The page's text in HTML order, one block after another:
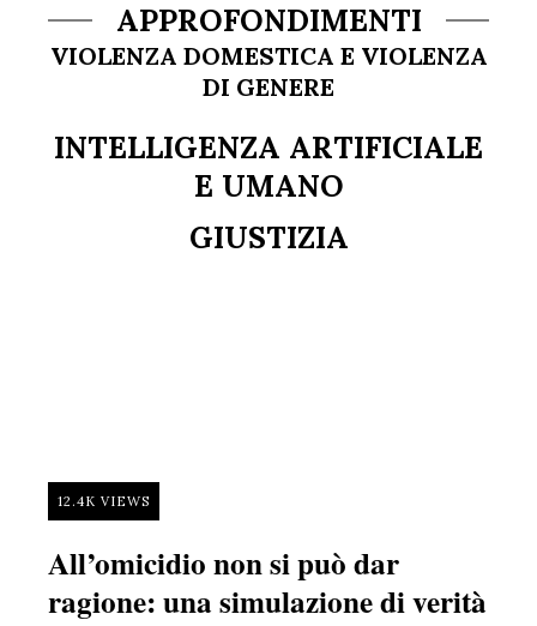
APPROFONDIMENTI
VIOLENZA DOMESTICA E VIOLENZA
DI GENERE
INTELLIGENZA ARTIFICIALE
E UMANO
GIUSTIZIA
12.4K VIEWS
All’omicidio non si può dar
ragione: una simulazione di verità